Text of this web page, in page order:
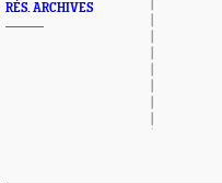
RÉS. ARCHIVES